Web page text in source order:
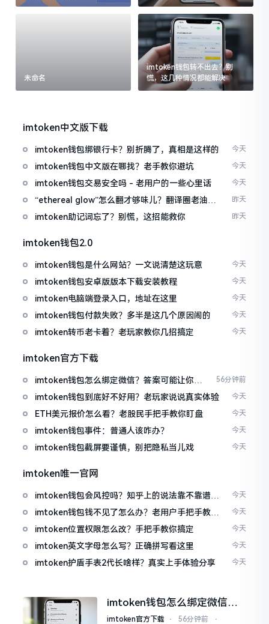
跌被套牢
未命名
imtoken钱包转不出去？别
慌，这几种情况都能解决
imtoken中文版下载
imtoken钱包绑银行卡？别折腾了，真相是这样的 今天
imtoken钱包中文版在哪找？老手教你避坑 今天
imtoken钱包交易安全吗 - 老用户的一些心里话 今天
“ethereal glow”怎么翻才够味儿？翻译圈老油条
的私房话
昨天
imtoken助记词忘了？别慌，这招能救你 昨天
imtoken钱包2.0
imtoken钱包是什么网站？一文说清楚这玩意 今天
imtoken钱包安卓版版本下载安装教程 今天
imtoken电脑端登录入口，地址在这里 今天
imtoken钱包付款失败？多半是这几个原因闹的 今天
imtoken转币老卡着？老玩家教你几招搞定 今天
imtoken官方下载
imtoken钱包怎么绑定微信？答案可能让你失
望
56分钟前
imtoken钱包到底好不好用？老玩家说说真实体验 今天
ETH美元报价怎么看？老股民手把手教你盯盘 今天
imtoken钱包事件：普通人该咋办？ 今天
imtoken钱包截屏要谨慎，别把隐私当儿戏 今天
imtoken唯一官网
imtoken钱包会风控吗？知乎上的说法靠不靠谱，
老币民告诉你
今天
imtoken钱包钱不见了怎么办？老用户手把手教你
找回
今天
imtoken位置权限怎么改？手把手教你搞定 今天
imtoken英文字母怎么写？正确拼写看这里 今天
imtoken护盾手表2代长啥样？真实上手体验分享 今天
imtoken钱包怎么绑定微信？
答案可能让你失望
imtoken官方下载 ⋅ 56分钟前
⋅